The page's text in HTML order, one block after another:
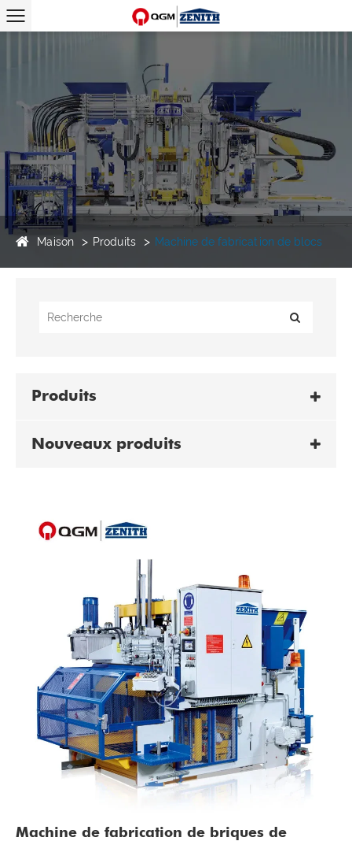
Maison Produits Machine de fabrication de blocs
Produits
Nouveaux produits
Machine de fabrication de briques de